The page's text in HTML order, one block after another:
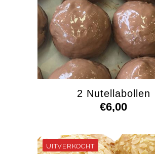
2 Nutellabollen
€6,00